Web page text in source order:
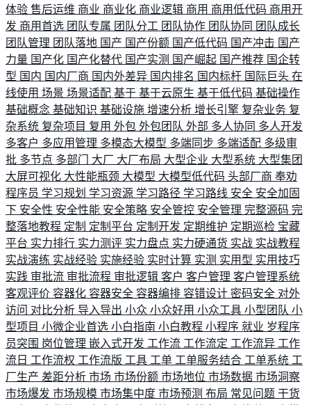
体验 售后运维 商业 商业化 商业逻辑 商用 商用低代码 商用开
发 商用首选 团队专属 团队分工 团队协作 团队协同 团队成长
团队管理 团队落地 国产 国产份额 国产低代码 国产冲击 国产
力量 国产化 国产化替代 国产实测 国产崛起 国产推荐 国企转
型 国内 国内厂商 国内外差异 国内排名 国内标杆 国际巨头 在
线使用 场景 场景适配 基于 基于云原生 基于低代码 基础操作
基础概念 基础知识 基础设施 增速分析 增长引擎 复杂业务 复
杂系统 复杂项目 复用 外包 外包团队 外部 多人协同 多人开发
多客户 多应用管理 多模态大模型 多端同步 多端适配 多级审
批 多节点 多部门 大厂 大厂布局 大型企业 大型系统 大型集团
大屏可视化 大性能瓶颈 大模型 大模型低代码 头部厂商 奉劝
程序员 学习规划 学习资源 学习路径 学习路线 安全 安全加固
下 安全性 安全性能 安全策略 安全管控 安全管理 完整源码 完
整落地教程 定制 定制平台 定制开发 定期维护 定期巡检 宝藏
平台 实力排行 实力测评 实力盘点 实力硬通货 实战 实战教程
实战演练 实战经验 实施经验 实时计算 实测 实用型 实用技巧
实践 审批流 审批流程 审批逻辑 客户 客户管理 客户管理系统
客观评价 容器化 容器安全 容器编排 容错设计 密码安全 对外
访问 对比分析 导入导出 小众 小众好用 小众工具 小型团队 小
型项目 小微企业首选 小白指南 小白教程 小程序 就业 岁程序
员突围 岗位管理 嵌入式开发 工作流 工作流定 工作流异 工作
流日 工作流权 工作流版 工具 工单 工单服务结合 工单系统 工
厂生产 差距分析 市场 市场份额 市场地位 市场数据 市场洞察
市场爆发 市场规模 市场集中度 市场预测 布局 常见问题 干货